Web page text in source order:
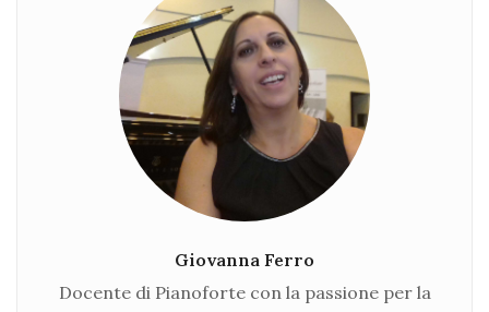
Giovanna Ferro
Docente di Pianoforte con la passione per la